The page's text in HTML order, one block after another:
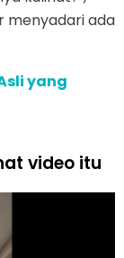
menyadari ada
yang
video itu